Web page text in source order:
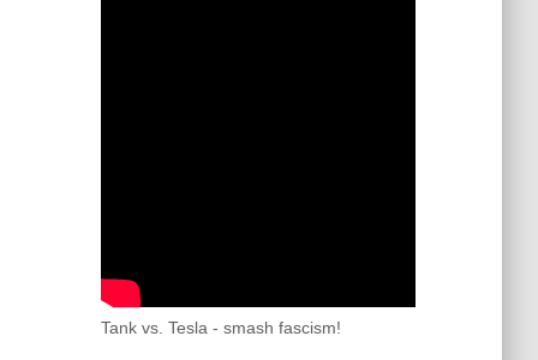
Tank vs. Tesla - smash fascism!